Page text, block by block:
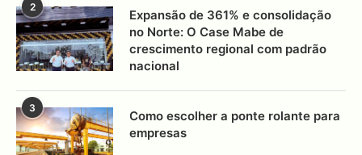
2
Expansão de 361% e consolidação
no Norte: O Case Mabe de
crescimento regional com padrão
nacional
3
Como escolher a ponte rolante para
empresas